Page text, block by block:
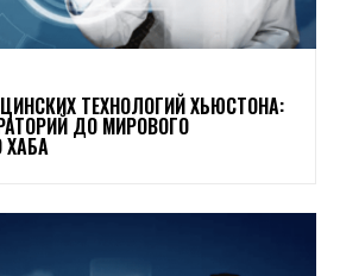
ТЕХНОЛОГИЙ ХЬЮСТОНА:
ДО МИРОВОГО
ХАБА